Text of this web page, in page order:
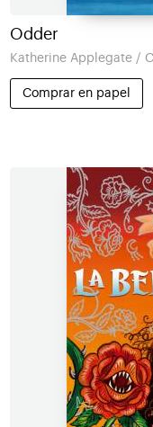
Odder
Katherine Applegate /
Comprar en papel